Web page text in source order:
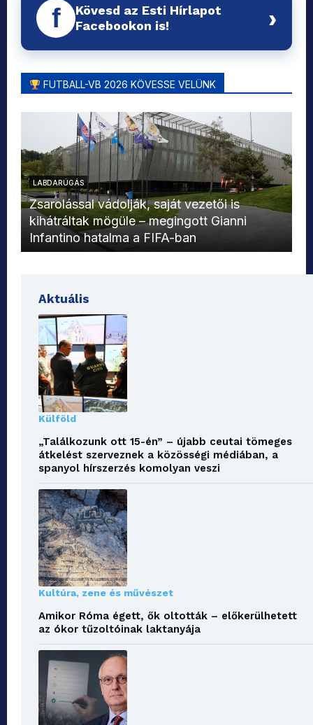
f
Kövesd az Esti Hírlapot
Facebookon is!
›
FUTBALL-VB 2026 KÖVESSE VELÜNK
LABDARÚGÁS
Zsarolással vádolják, saját vezetői is
kihátráltak mögüle – megingott Gianni
Infantino hatalma a FIFA-ban
Aktuális
Külföld
„Találkozunk ott 15-én” – újabb ceutai tömeges
átkelést szerveznek a közösségi médiában, a
spanyol hírszerzés komolyan veszi
Kultúra, zene és művészet
Amikor Róma égett, ők oltották – előkerülhetett
az ókor tűzoltóinak laktanyája